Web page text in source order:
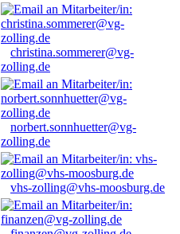
christina.sommerer@vg-
zolling.de
norbert.sonnhuetter@vg-
zolling.de
vhs-zolling@vhs-moosburg.de